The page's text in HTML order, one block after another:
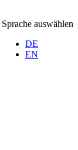
Sprache auswählen
DE
EN